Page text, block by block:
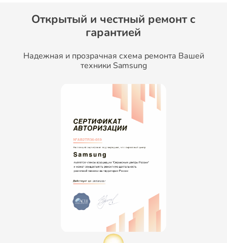
Открытый и честный ремонт c
гарантией
Надежная и прозрачная схема ремонта Вашей
техники Samsung